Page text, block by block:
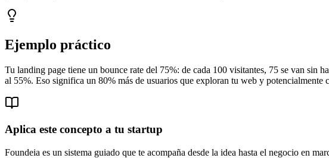
Ejemplo práctico
Tu landing page tiene un bounce rate del 75%: de cada 100 visitantes, 75 se van sin
al 55%. Eso significa un 80% más de usuarios que exploran tu web y potencialmente
Aplica este concepto a tu startup
Foundeia es un sistema guiado que te acompaña desde la idea hasta el negocio en